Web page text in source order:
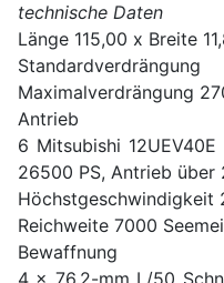
technische Daten
Länge 115,00 x Breite
Maximalverdrängung
Antrieb
6 Mitsubishi
26500 PS, Antrieb über
Höchstgeschwindigkeit
Reichweite 7000
Bewaffnung